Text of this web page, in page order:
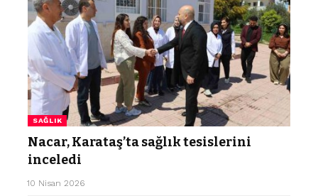
SAĞLIK
Nacar, Karataş’ta sağlık tesislerini
inceledi
10 Nisan 2026